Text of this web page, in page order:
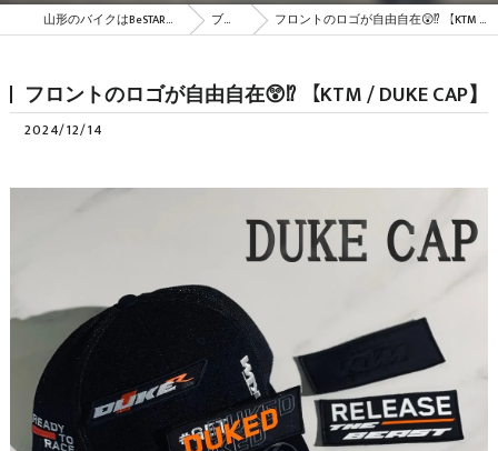
山形のバイクはBeSTAR株式会社 ブログ フロントのロゴが自由自在😲⁉ 【KTM / DUKE CAP】
フロントのロゴが自由自在😲⁉ 【KTM / DUKE CAP】
2024/12/14